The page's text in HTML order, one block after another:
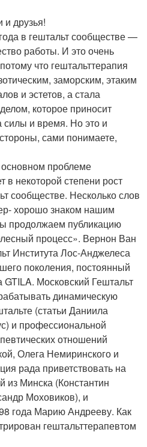
и друзья!
в гештальт сообществе —
работы. И это очень
что гештальттерапия
заморским, этаким
и эстетов, а стала
которое приносит
силы и время. Но это и
сами понимаете,
проблеме
в некоторой степени рост
сообществе. Несколько слов
хорошо знаком нашим
продолжаем публикацию
процесс». Вернон Ван
Института Лос-Анджелеса
поколения, постоянный
GTILA. Московский Гештальт
динамическую
(статьи Даниила
и профессиональной
отношений
Олега Немиринского и
рада приветствовать на
из Минска (Константин
Моховиков), и
года Марию Андрееву. Как
гештальттерапевтом